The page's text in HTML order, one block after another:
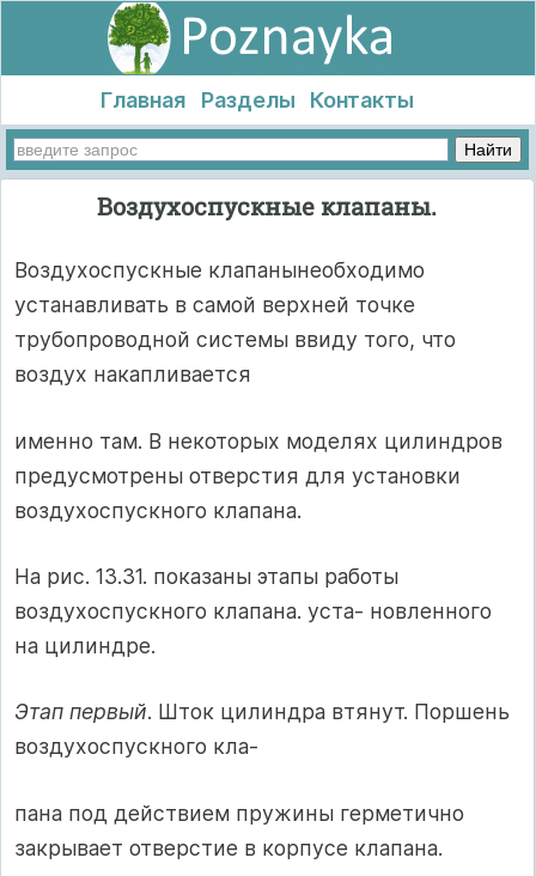
Главная Разделы Контакты
Воздухоспускные клапаны.
Воздухоспускные клапанынеобходимо
устанавливать в самой верхней точке
трубопроводной системы ввиду того, что
воздух накапливается
именно там. В некоторых моделях цилиндров
предусмотрены отверстия для установки
воздухоспускного клапана.
На рис. 13.31. показаны этапы работы
воздухоспускного клапана. уста- новленного
на цилиндре.
Этап первый. Шток цилиндра втянут. Поршень
воздухоспускного кла-
пана под действием пружины герметично
закрывает отверстие в корпусе клапана.